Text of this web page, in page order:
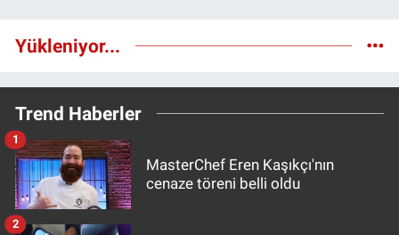
Yükleniyor...
Trend Haberler
MasterChef Eren Kaşıkçı'nın
cenaze töreni belli oldu
1
2